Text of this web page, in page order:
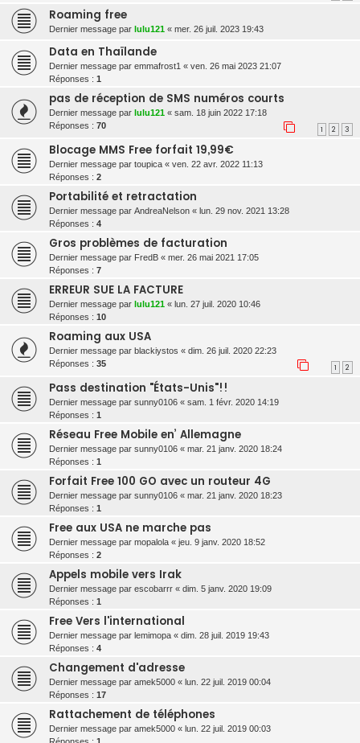
Roaming free
Dernier message par lulu121 « mer. 26 juil. 2023 19:43
Data en Thaïlande
Dernier message par emmafrost1 « ven. 26 mai 2023 21:07
Réponses : 1
pas de réception de SMS numéros courts
Dernier message par lulu121 « sam. 18 juin 2022 17:18
Réponses : 70 1 2 3
Blocage MMS Free forfait 19,99€
Dernier message par toupica « ven. 22 avr. 2022 11:13
Réponses : 2
Portabilité et retractation
Dernier message par AndreaNelson « lun. 29 nov. 2021 13:28
Réponses : 4
Gros problèmes de facturation
Dernier message par FredB « mer. 26 mai 2021 17:05
Réponses : 7
ERREUR SUE LA FACTURE
Dernier message par lulu121 « lun. 27 juil. 2020 10:46
Réponses : 10
Roaming aux USA
Dernier message par blackiystos « dim. 26 juil. 2020 22:23
Réponses : 35 1 2
Pass destination "États-Unis"!!
Dernier message par sunny0106 « sam. 1 févr. 2020 14:19
Réponses : 1
Réseau Free Mobile en’ Allemagne
Dernier message par sunny0106 « mar. 21 janv. 2020 18:24
Réponses : 1
Forfait Free 100 GO avec un routeur 4G
Dernier message par sunny0106 « mar. 21 janv. 2020 18:23
Réponses : 1
Free aux USA ne marche pas
Dernier message par mopalola « jeu. 9 janv. 2020 18:52
Réponses : 2
Appels mobile vers Irak
Dernier message par escobarrr « dim. 5 janv. 2020 19:09
Réponses : 1
Free Vers l'international
Dernier message par lemimopa « dim. 28 juil. 2019 19:43
Réponses : 4
Changement d'adresse
Dernier message par amek5000 « lun. 22 juil. 2019 00:04
Réponses : 17
Rattachement de téléphones
Dernier message par amek5000 « lun. 22 juil. 2019 00:03